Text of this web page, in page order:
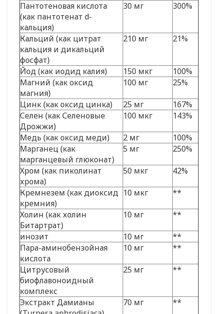
Пантотеновая кислота
(как пантотенат d-
кальция)
30 мг 300%
Кальций (как цитрат
кальция и дикальций
фосфат)
210 мг 21%
Йод (как иодид калия) 150 мкг
100%
Магний (как оксид
магния)
100 мг 25%
Цинк (как оксид цинка) 25 мг
167%
Селен (как Селеновые
Дрожжи)
100 мкг 143%
Медь (как оксид меди) 2 мг
100%
Марганец (как
марганцевый глюконат)
5 мг 250%
Хром (как пиколинат
хрома)
50 мкг 42%
Кремнезем (как диоксид
кремния)
10 мкг **
Холин (как холин
Битартрат)
10 мг **
инозит 10 мг
**
Пара-аминобензойная
кислота
10 мг **
Цитрусовый
биофлавоноидный
комплекс
25 мг **
Экстракт Дамианы
70 мг **